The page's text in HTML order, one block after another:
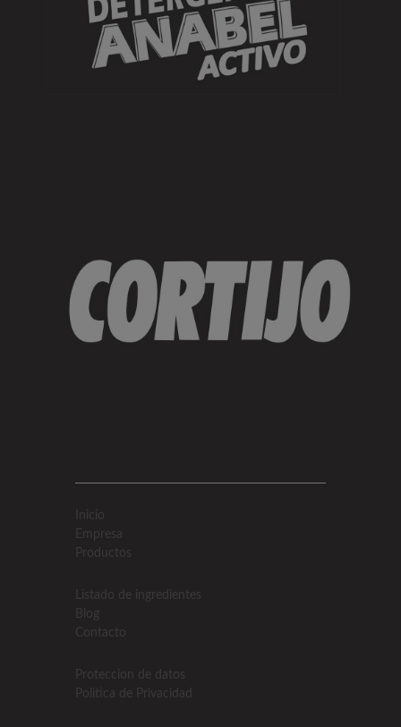
Inicio
Empresa
Productos
Listado de ingredientes
Blog
Contacto
Proteccion de datos
Politica de Privacidad